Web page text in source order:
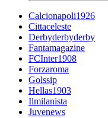
Calcionapoli1926
Cittaceleste
Derbyderbyderby
Fantamagazine
FCInter1908
Forzaroma
Golssip
Hellas1903
Ilmilanista
Juvenews